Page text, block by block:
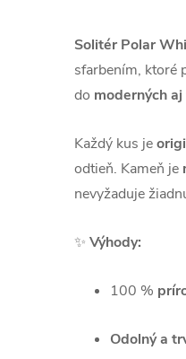
Solitér Polar
sfarbením, ktoré
do moderných
Každý kus je
odtieň. Kameň je
nevyžaduje
✨ Výhody:
100 %
Odolný a